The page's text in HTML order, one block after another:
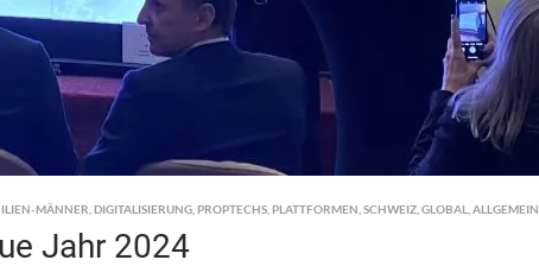
MÄNNER DIGITALISIERUNG PROPTECHS PLATTFORMEN SCHWEIZ GLOBAL ALLGEMEIN
Jahr 2024